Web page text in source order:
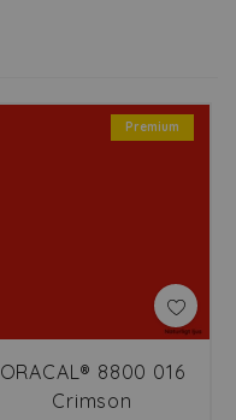
Premium
ORACAL® 8800 016
Crimson